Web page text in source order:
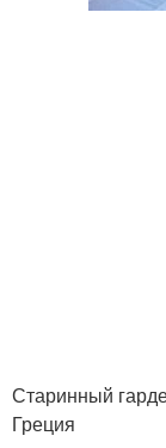
Старинный
Греция